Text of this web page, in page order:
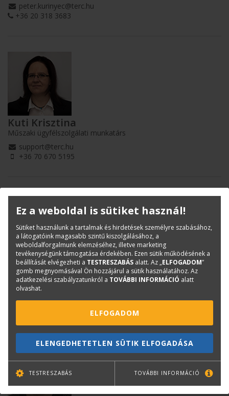
peter.kurinyec@terc.hu
+36 20 318 3683
Kuti Krisztina
Műszaki ügyfélszolgálati munkatárs
support@terc.hu
+36 70 670 5195
Szakács Sándor
Műszaki ügyfélszolgálati munkatárs
support@terc.hu
Ez a weboldal is sütiket használ!
Sütiket használunk a tartalmak és hirdetések személyre szabásához,
a látogatóink magasabb szintű kiszolgálásához, a
weboldalforgalmunk elemzéséhez, illetve marketing
tevékenységünk támogatása érdekében. Ezen sütik működésének a
beállítását elvégezheti a TESTRESZABÁS alatt. Az „ELFOGADOM”
gomb megnyomásával Ön hozzájárul a sütik használatához. Az
adatkezelési szabályzatunkról a TOVÁBBI INFORMÁCIÓ alatt
olvashat.
ELFOGADOM
ELENGEDHETETLEN SÜTIK ELFOGADÁSA
TESTRESZABÁS TOVÁBBI INFORMÁCIÓ